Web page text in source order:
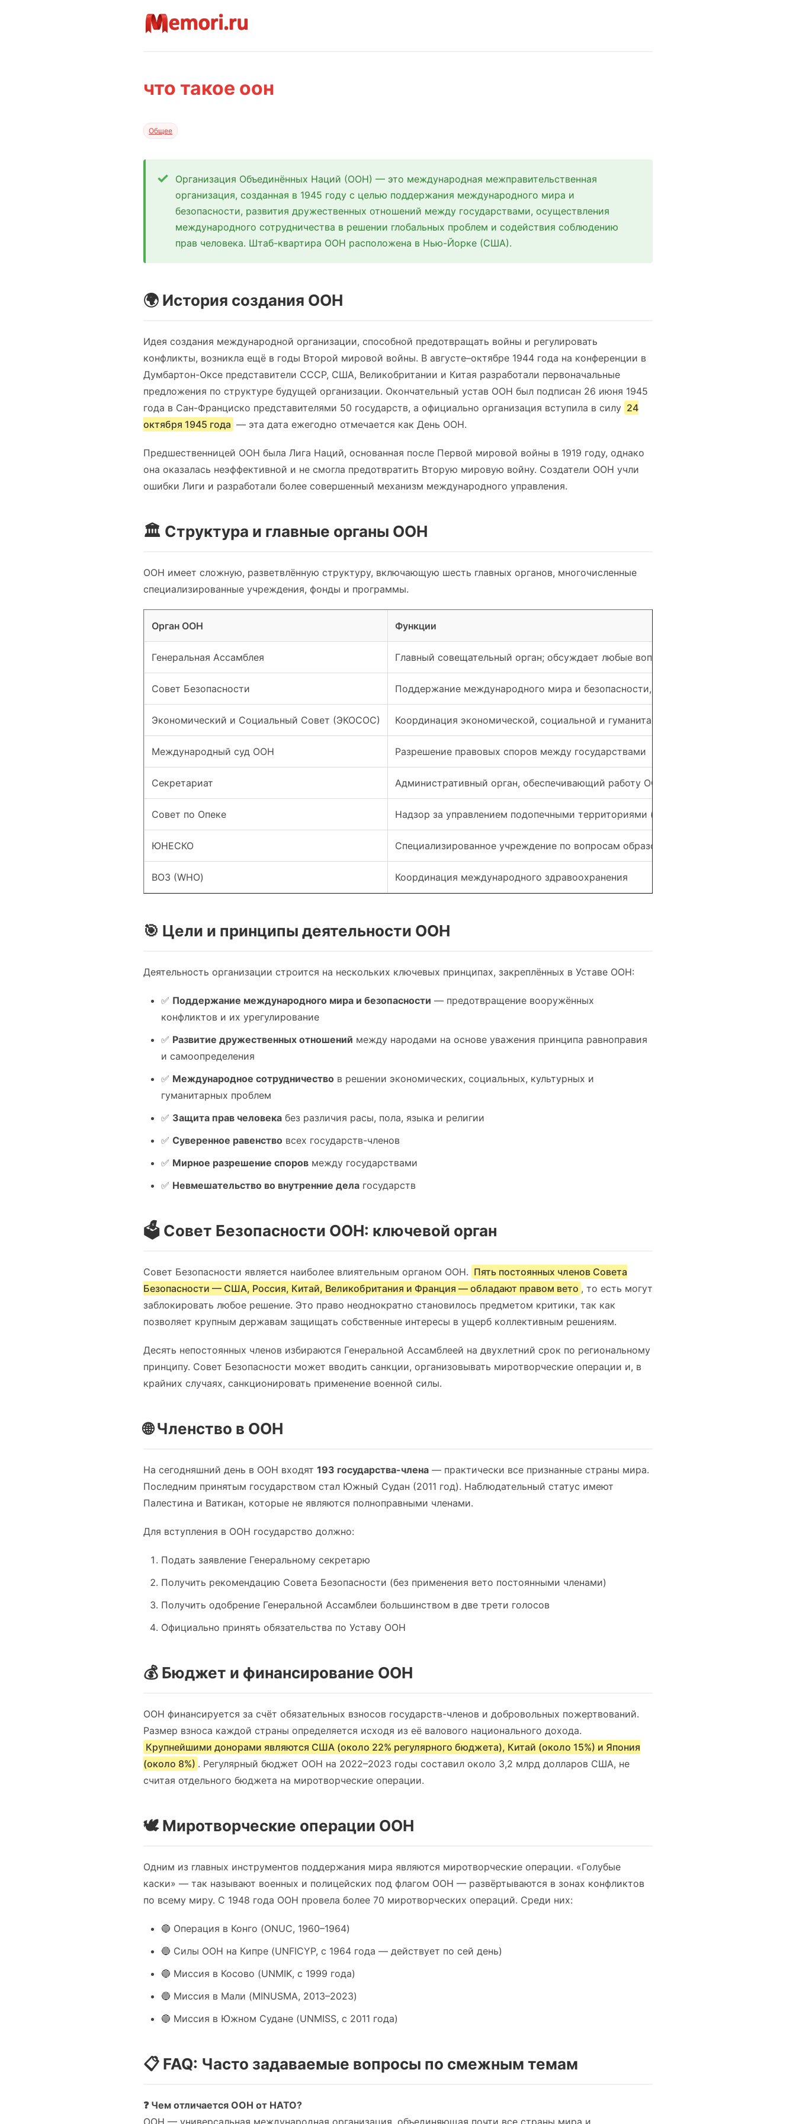
что такое оон
Общее
Организация Объединённых Наций (ООН) — это международная межправительственная
организация, созданная в 1945 году с целью поддержания международного мира и
безопасности, развития дружественных отношений между государствами, осуществления
международного сотрудничества в решении глобальных проблем и содействия соблюдению
прав человека. Штаб-квартира ООН расположена в Нью-Йорке (США).
🌍 История создания ООН
Идея создания международной организации, способной предотвращать войны и регулировать
конфликты, возникла ещё в годы Второй мировой войны. В августе–октябре 1944 года на конференции в
Думбартон-Оксе представители СССР, США, Великобритании и Китая разработали первоначальные
предложения по структуре будущей организации. Окончательный устав ООН был подписан 26 июня 1945
года в Сан-Франциско представителями 50 государств, а официально организация вступила в силу 24
октября 1945 года — эта дата ежегодно отмечается как День ООН.
Предшественницей ООН была Лига Наций, основанная после Первой мировой войны в 1919 году, однако
она оказалась неэффективной и не смогла предотвратить Вторую мировую войну. Создатели ООН учли
ошибки Лиги и разработали более совершенный механизм международного управления.
🏛️ Структура и главные органы ООН
ООН имеет сложную, разветвлённую структуру, включающую шесть главных органов, многочисленные
специализированные учреждения, фонды и программы.
Орган ООН Функции
Генеральная Ассамблея Главный совещательный орган; обсуждает любые вопросы в рамках Устава ООН
Совет Безопасности Поддержание международного мира и безопасности, санкционирование военных
Экономический и Социальный Совет (ЭКОСОС) Координация экономической, социальной и гуманитарной деятельности
Международный суд ООН Разрешение правовых споров между государствами
Секретариат Административный орган, обеспечивающий работу ООН
Совет по Опеке Надзор за управлением подопечными территориями (приостановил работу в 1994
ЮНЕСКО Специализированное учреждение по вопросам образования, науки и культуры
ВОЗ (WHO) Координация международного здравоохранения
🎯 Цели и принципы деятельности ООН
Деятельность организации строится на нескольких ключевых принципах, закреплённых в Уставе ООН:
✅ Поддержание международного мира и безопасности — предотвращение вооружённых
конфликтов и их урегулирование
✅ Развитие дружественных отношений между народами на основе уважения принципа равноправия
и самоопределения
✅ Международное сотрудничество в решении экономических, социальных, культурных и
гуманитарных проблем
✅ Защита прав человека без различия расы, пола, языка и религии
✅ Суверенное равенство всех государств-членов
✅ Мирное разрешение споров между государствами
✅ Невмешательство во внутренние дела государств
🗳️ Совет Безопасности ООН: ключевой орган
Совет Безопасности является наиболее влиятельным органом ООН. Пять постоянных членов Совета
Безопасности — США, Россия, Китай, Великобритания и Франция — обладают правом вето , то есть могут
заблокировать любое решение. Это право неоднократно становилось предметом критики, так как
позволяет крупным державам защищать собственные интересы в ущерб коллективным решениям.
Десять непостоянных членов избираются Генеральной Ассамблеей на двухлетний срок по региональному
принципу. Совет Безопасности может вводить санкции, организовывать миротворческие операции и, в
крайних случаях, санкционировать применение военной силы.
🌐 Членство в ООН
На сегодняшний день в ООН входят 193 государства-члена — практически все признанные страны мира.
Последним принятым государством стал Южный Судан (2011 год). Наблюдательный статус имеют
Палестина и Ватикан, которые не являются полноправными членами.
Для вступления в ООН государство должно:
Подать заявление Генеральному секретарю
Получить рекомендацию Совета Безопасности (без применения вето постоянными членами)
Получить одобрение Генеральной Ассамблеи большинством в две трети голосов
Официально принять обязательства по Уставу ООН
💰 Бюджет и финансирование ООН
ООН финансируется за счёт обязательных взносов государств-членов и добровольных пожертвований.
Размер взноса каждой страны определяется исходя из её валового национального дохода.
Крупнейшими донорами являются США (около 22% регулярного бюджета), Китай (около 15%) и Япония
(около 8%) . Регулярный бюджет ООН на 2022–2023 годы составил около 3,2 млрд долларов США, не
считая отдельного бюджета на миротворческие операции.
🕊️ Миротворческие операции ООН
Одним из главных инструментов поддержания мира являются миротворческие операции. «Голубые
каски» — так называют военных и полицейских под флагом ООН — развёртываются в зонах конфликтов
по всему миру. С 1948 года ООН провела более 70 миротворческих операций. Среди них:
🔵 Операция в Конго (ONUC, 1960–1964)
🔵 Силы ООН на Кипре (UNFICYP, с 1964 года — действует по сей день)
🔵 Миссия в Косово (UNMIK, с 1999 года)
🔵 Миссия в Мали (MINUSMA, 2013–2023)
🔵 Миссия в Южном Судане (UNMISS, с 2011 года)
📋 FAQ: Часто задаваемые вопросы по смежным темам
❓ Чем отличается ООН от НАТО?
ООН — универсальная международная организация, объединяющая почти все страны мира и